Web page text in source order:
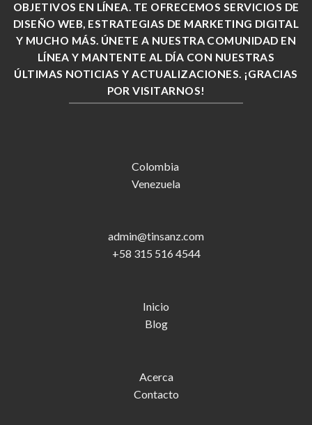
OBJETIVOS EN LÍNEA. TE OFRECEMOS SERVICIOS DE
DISEÑO WEB, ESTRATEGIAS DE MARKETING DIGITAL
Y MUCHO MÁS. ÚNETE A NUESTRA COMUNIDAD EN
LÍNEA Y MANTENTE AL DÍA CON NUESTRAS
ÚLTIMAS NOTICIAS Y ACTUALIZACIONES. ¡GRACIAS
POR VISITARNOS!
Colombia
Venezuela
admin@tinsanz.com
+58 315 516 4544
Inicio
Blog
Acerca
Contacto